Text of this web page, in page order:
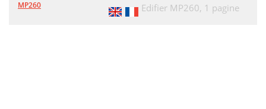
MP260 Edifier MP260, 1 pagine